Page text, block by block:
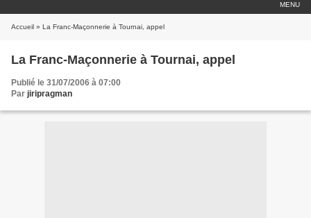
MENU
Accueil » La Franc-Maçonnerie à Tournai, appel
La Franc-Maçonnerie à Tournai, appel
Publié le 31/07/2006 à 07:00
Par jiripragman